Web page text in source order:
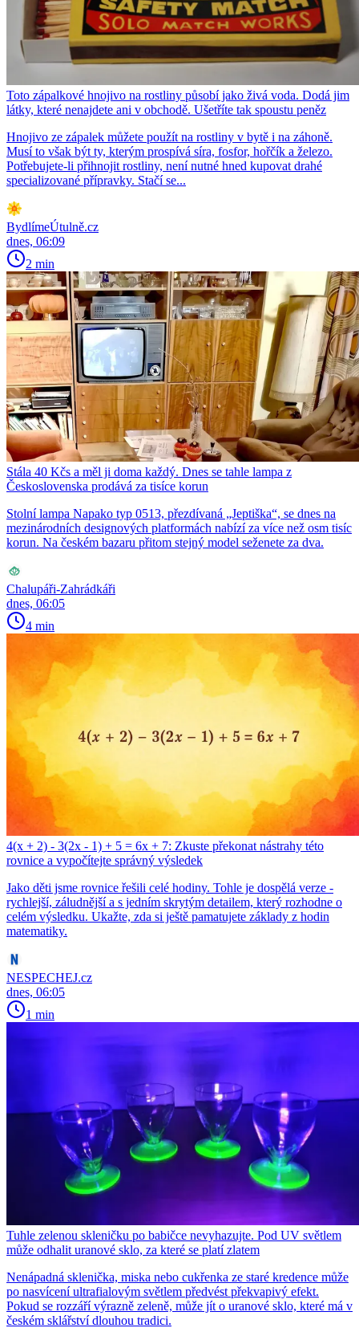
Toto zápalkové hnojivo na rostliny působí jako živá voda. Dodá jim
látky, které nenajdete ani v obchodě. Ušetříte tak spoustu peněz
Hnojivo ze zápalek můžete použít na rostliny v bytě i na záhoně.
Musí to však být ty, kterým prospívá síra, fosfor, hořčík a železo.
Potřebujete-li přihnojit rostliny, není nutné hned kupovat drahé
specializované přípravky. Stačí se...
BydlímeÚtulně.cz
dnes, 06:09
2 min
Stála 40 Kčs a měl ji doma každý. Dnes se tahle lampa z
Československa prodává za tisíce korun
Stolní lampa Napako typ 0513, přezdívaná „Jeptiška“, se dnes na
mezinárodních designových platformách nabízí za více než osm tisíc
korun. Na českém bazaru přitom stejný model seženete za dva.
Chalupáři-Zahrádkáři
dnes, 06:05
4 min
4(x + 2) - 3(2x - 1) + 5 = 6x + 7: Zkuste překonat nástrahy této
rovnice a vypočítejte správný výsledek
Jako děti jsme rovnice řešili celé hodiny. Tohle je dospělá verze -
rychlejší, záludnější a s jedním skrytým detailem, který rozhodne o
celém výsledku. Ukažte, zda si ještě pamatujete základy z hodin
matematiky.
NESPECHEJ.cz
dnes, 06:05
1 min
Tuhle zelenou skleničku po babičce nevyhazujte. Pod UV světlem
může odhalit uranové sklo, za které se platí zlatem
Nenápadná sklenička, miska nebo cukřenka ze staré kredence může
po nasvícení ultrafialovým světlem předvést překvapivý efekt.
Pokud se rozzáří výrazně zeleně, může jít o uranové sklo, které má v
českém sklářství dlouhou tradici.